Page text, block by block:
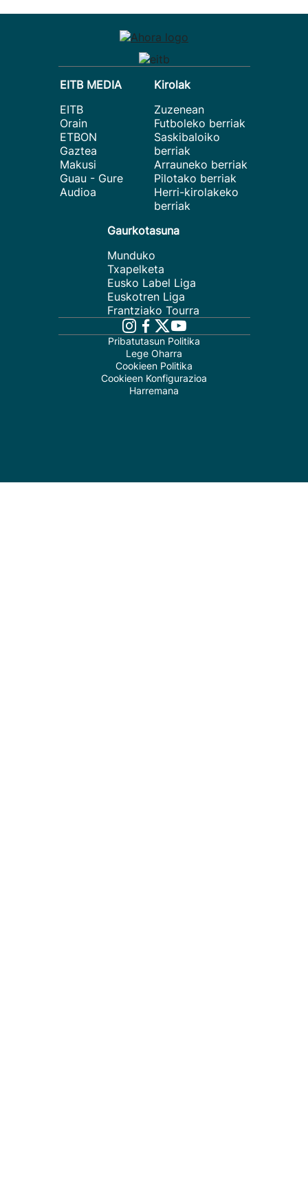
EITB MEDIA
EITB
Orain
ETBON
Gaztea
Makusi
Guau - Gure
Audioa
Kirolak
Zuzenean
Futboleko berriak
Saskibaloiko
berriak
Arrauneko berriak
Pilotako berriak
Herri-kirolakeko
berriak
Gaurkotasuna
Munduko
Txapelketa
Eusko Label Liga
Euskotren Liga
Frantziako Tourra
Pribatutasun Politika
Lege Oharra
Cookieen Politika
Cookieen Konfigurazioa
Harremana